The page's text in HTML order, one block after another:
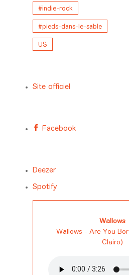
#indie-rock
#pieds-dans-le-sable
US
Site officiel
Facebook
Deezer
Spotify
Wallows
Wallows - Are You
Clairo)